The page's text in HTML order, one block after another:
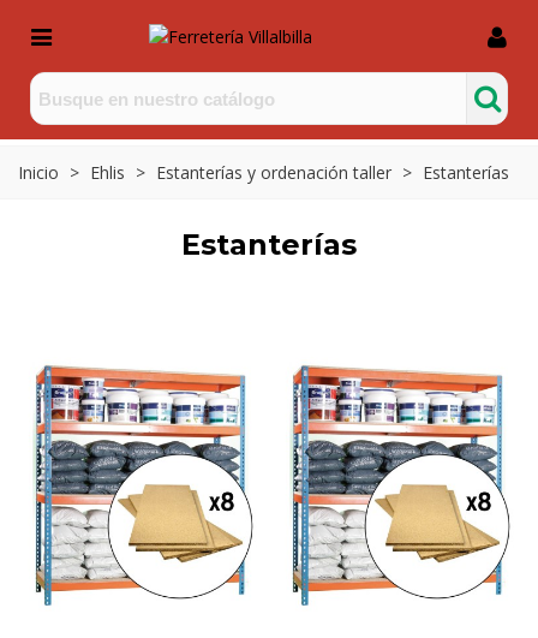
Inicio > Ehlis > Estanterías y ordenación taller > Estanterías
Estanterías